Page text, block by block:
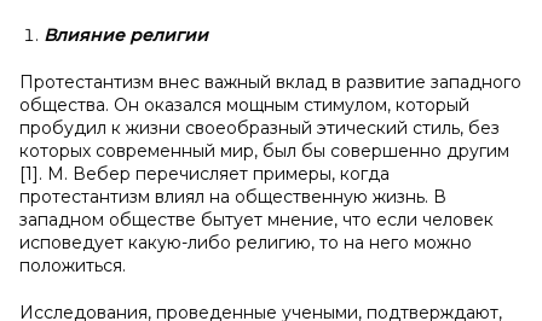
Влияние религии
Протестантизм внес важный вклад в развитие западного
общества. Он оказался мощным стимулом, который
пробудил к жизни своеобразный этический стиль, без
которых современный мир, был бы совершенно другим
[1]. М. Вебер перечисляет примеры, когда
протестантизм влиял на общественную жизнь. В
западном обществе бытует мнение, что если человек
исповедует какую-либо религию, то на него можно
положиться.
Исследования, проведенные учеными, подтверждают,